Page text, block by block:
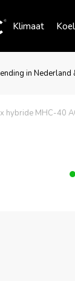
Klimaat
in Nederland
hybride MHC-40